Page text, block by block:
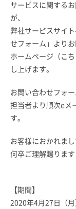
サービスに関する
が、
弊社サービスサイ
せフォーム」よりお
ホームページ（ こち
し上げます。
お問い合わせフォ
担当者より順次eメ
す。
お客様におかれま
何卒ご理解賜りま
【期間】
2020年4月27日（月